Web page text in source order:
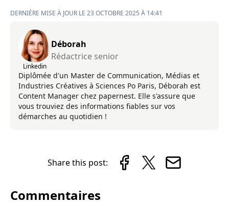
DERNIÈRE MISE À JOUR LE 23 OCTOBRE 2025 À 14:41
Linkedin
Déborah
Rédactrice senior
Diplômée d'un Master de Communication, Médias et
Industries Créatives à Sciences Po Paris, Déborah est
Content Manager chez papernest. Elle s'assure que
vous trouviez des informations fiables sur vos
démarches au quotidien !
Share this post:
Commentaires